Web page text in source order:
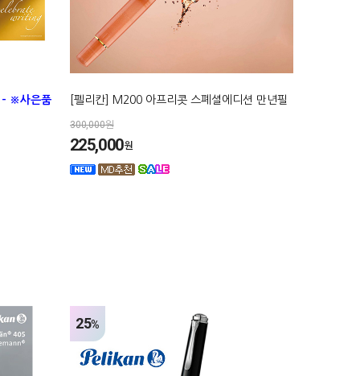
- ※사은품 [펠리칸] M200 아프리콧 스폐셜에디션 만년필
300,000원
225,000원
25%